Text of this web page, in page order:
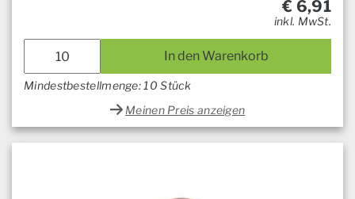
€ 6,91
inkl. MwSt.
In den Warenkorb
Mindestbestellmenge: 10 Stück
Meinen Preis anzeigen